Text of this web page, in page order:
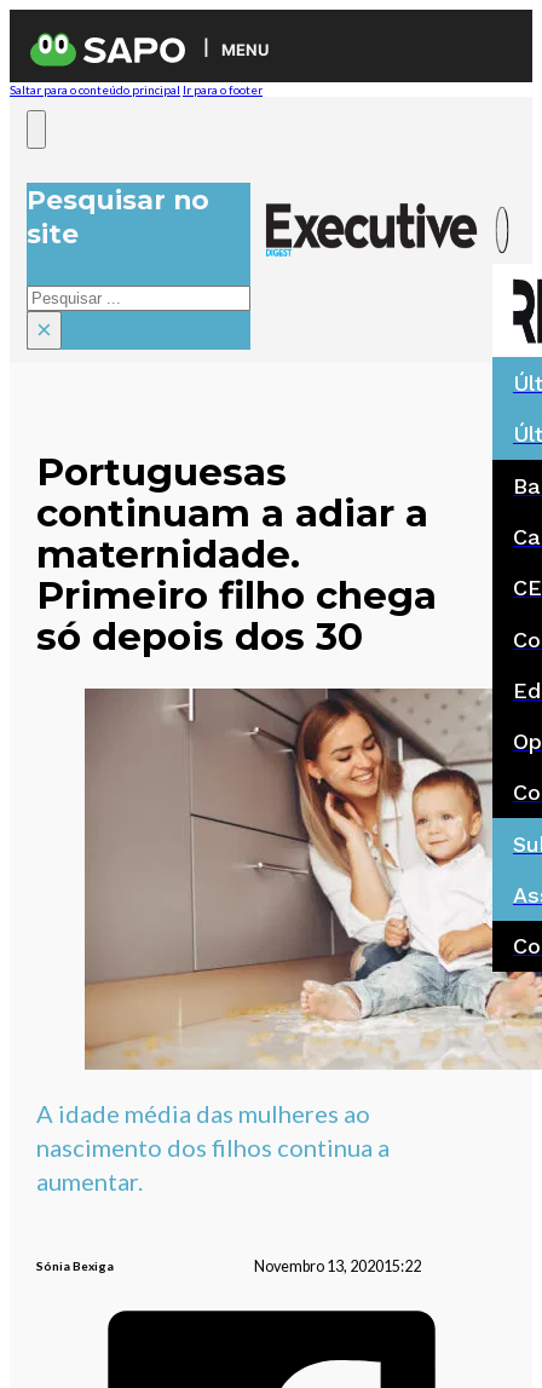
MENU
Saltar para o conteúdo principal Ir para o footer
Pesquisar no
site
Pesquisar
×
Portuguesas
continuam a adiar a
maternidade.
Primeiro filho chega
só depois dos 30
A idade média das mulheres ao
nascimento dos filhos continua a
aumentar.
Sónia Bexiga Novembro 13, 202015:22